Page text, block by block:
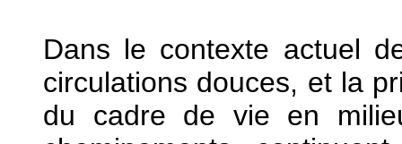
Dans le contexte actuel
circulations douces, et la
du cadre de vie en